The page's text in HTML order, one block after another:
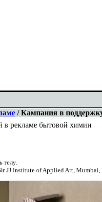
/ Кампания в
в рекламе бытовой химии
телу.
JJ Institute of Applied Art, Mumbai,